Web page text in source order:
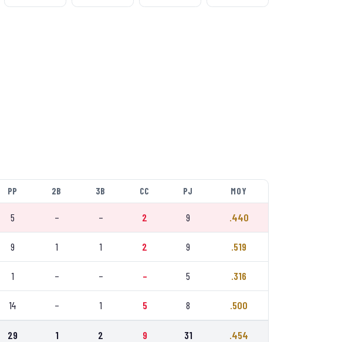
PP 2B 3B CC PJ MOY
5 – – 2 9 .440
9 1 1 2 9 .519
1 – – – 5 .316
14 – 1 5 8 .500
29 1 2 9 31 .454